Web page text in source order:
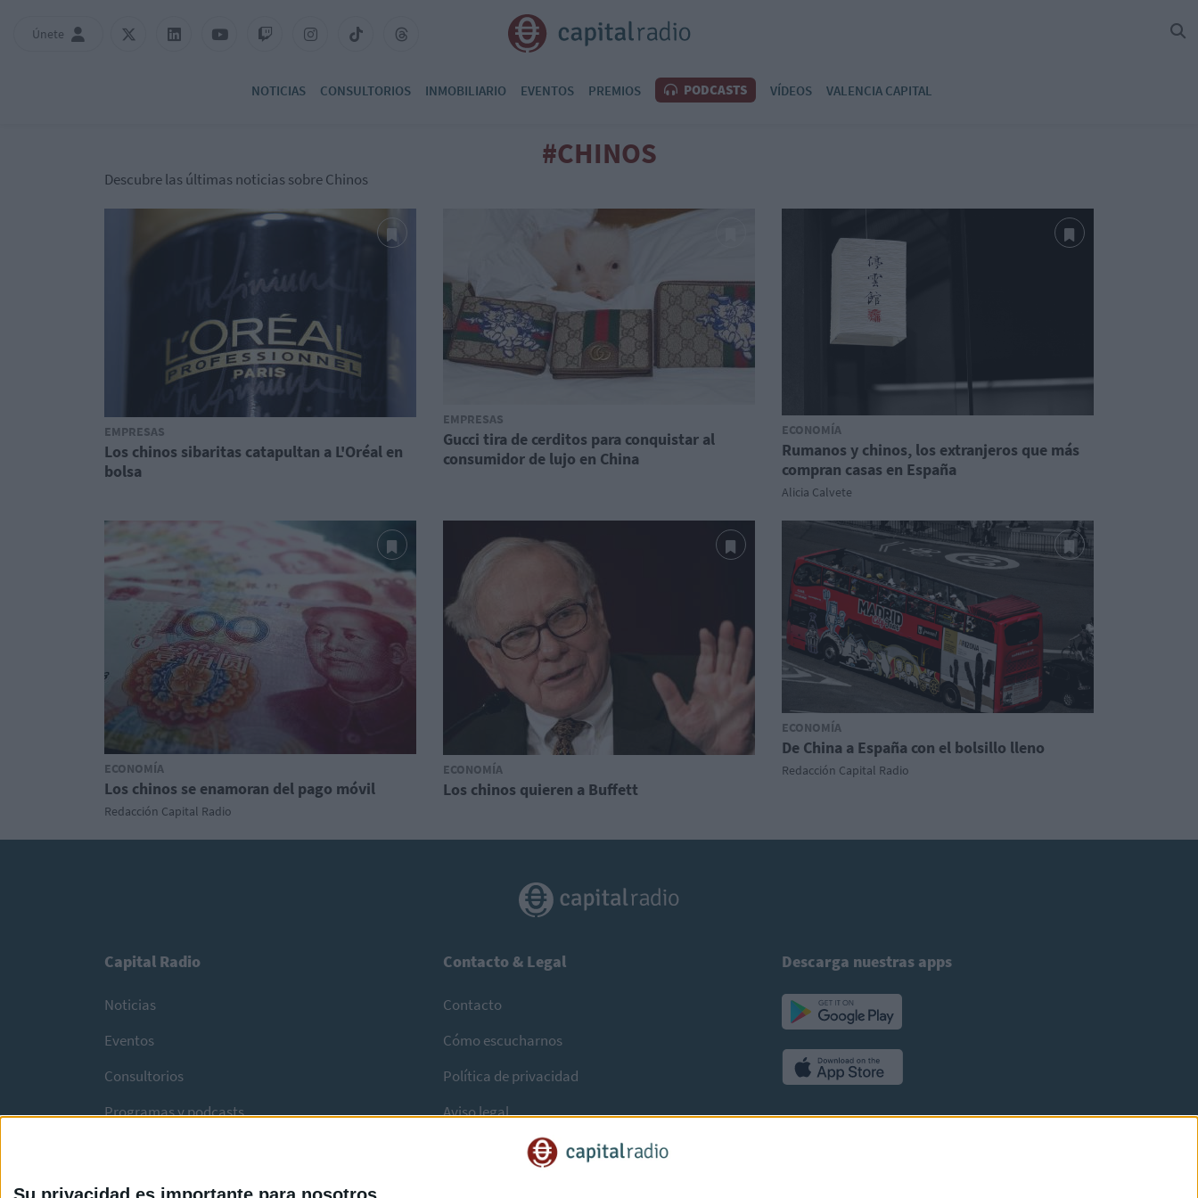
Únete
NOTICIAS CONSULTORIOS INMOBILIARIO EVENTOS PREMIOS PODCASTS VÍDEOS VALENCIA CAPITAL
#CHINOS
Descubre las últimas noticias sobre Chinos
EMPRESAS
Los chinos sibaritas catapultan a L'Oréal en
bolsa
EMPRESAS
Gucci tira de cerditos para conquistar al
consumidor de lujo en China
ECONOMÍA
Rumanos y chinos, los extranjeros que más
compran casas en España
Alicia Calvete
ECONOMÍA
Los chinos se enamoran del pago móvil
Redacción Capital Radio
ECONOMÍA
Los chinos quieren a Buffett
ECONOMÍA
De China a España con el bolsillo lleno
Redacción Capital Radio
Capital Radio
Noticias
Eventos
Consultorios
Programas y podcasts
Contacto & Legal
Contacto
Cómo escucharnos
Política de privacidad
Aviso legal
Descarga nuestras apps